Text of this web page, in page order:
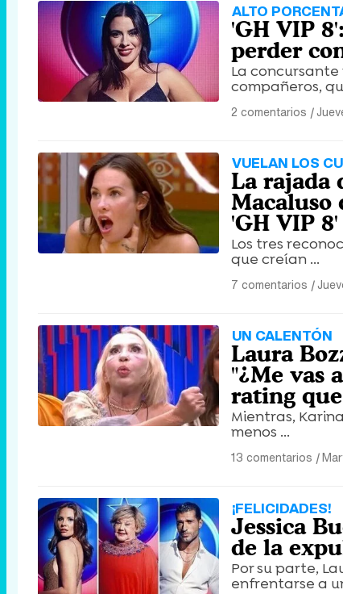
ALTO
'GH VIP
perder
La concursante
compañeros,
2 comentarios |
VUELAN LOS
La rajada
Macaluso
'GH VIP 8'
Los tres
que creían ...
7 comentarios |
UN CALENTÓN
Laura
"¿Me vas
rating
Mientras,
menos ...
13 comentarios |
¡FELICIDADES!
Jessica
de la
Por su parte,
enfrentarse a